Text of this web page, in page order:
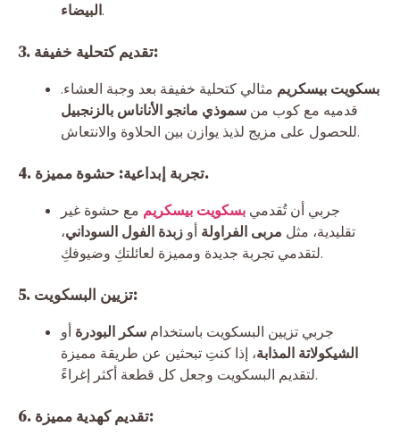
البيضاء.
3. تقديم كتحلية خفيفة:
بسكويت بيسكريم مثالي كتحلية خفيفة بعد وجبة العشاء.
قدميه مع كوب من سموذي مانجو الأناناس بالزنجبيل
للحصول على مزيج لذيذ يوازن بين الحلاوة والانتعاش.
4. تجربة إبداعية: حشوة مميزة.
جربي أن تُقدمي بسكويت بيسكريم مع حشوة غير
تقليدية، مثل مربى الفراولة أو زبدة الفول السوداني،
لتقدمي تجربة جديدة ومميزة لعائلتكِ وضيوفكِ.
5. تزيين البسكويت:
جربي تزيين البسكويت باستخدام سكر البودرة أو
الشيكولاتة المذابة، إذا كنتِ تبحثين عن طريقة مميزة
لتقديم البسكويت وجعل كل قطعة أكثر إغراءً.
6. تقديم كهدية مميزة: